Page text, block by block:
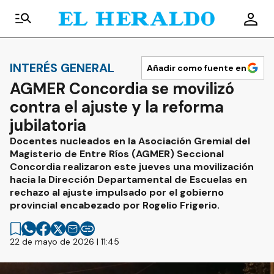
INTERÉS GENERAL Añadir como fuente en
AGMER Concordia se movilizó
contra el ajuste y la reforma
jubilatoria
Docentes nucleados en la Asociación Gremial del
Magisterio de Entre Ríos (AGMER) Seccional
Concordia realizaron este jueves una movilización
hacia la Dirección Departamental de Escuelas en
rechazo al ajuste impulsado por el gobierno
provincial encabezado por Rogelio Frigerio.
22 de mayo de 2026 | 11:45